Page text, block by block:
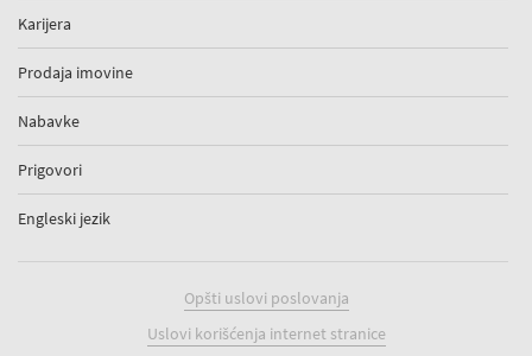
Karijera
Prodaja imovine
Nabavke
Prigovori
Engleski jezik
Opšti uslovi poslovanja
Uslovi korišćenja internet stranice